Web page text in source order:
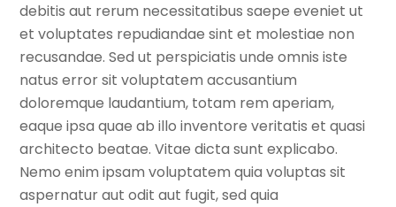
debitis aut rerum necessitatibus saepe eveniet ut
et voluptates repudiandae sint et molestiae non
recusandae. Sed ut perspiciatis unde omnis iste
natus error sit voluptatem accusantium
doloremque laudantium, totam rem aperiam,
eaque ipsa quae ab illo inventore veritatis et quasi
architecto beatae. Vitae dicta sunt explicabo.
Nemo enim ipsam voluptatem quia voluptas sit
aspernatur aut odit aut fugit, sed quia